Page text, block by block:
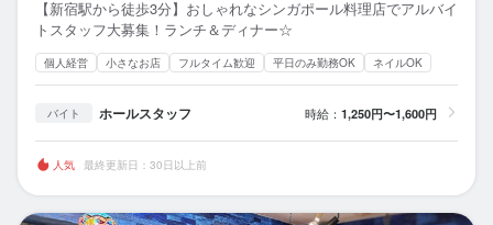
【新宿駅から徒歩3分】おしゃれなシンガポール料理店でアルバイ
トスタッフ大募集！ランチ＆ディナー☆
個人経営 小さなお店 フルタイム歓迎 平日のみ勤務OK ネイルOK
バイト ホールスタッフ 時給： 1,250円〜1,600円
人気 最終更新日：30日以上前